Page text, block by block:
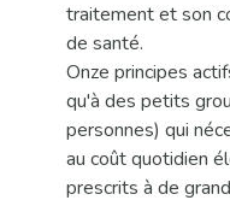
traitement et son
de santé.
Onze principes
qu'à des petits
personnes) qui
au coût quotidien
prescrits à de